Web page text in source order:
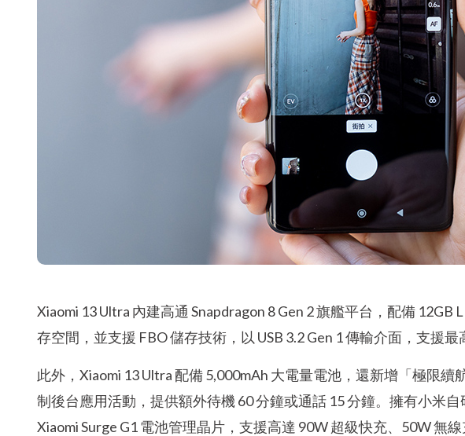
Xiaomi 13 Ultra 內建高通 Snapdragon 8 Gen 2 旗艦平台，配備 12GB
存空間，並支援 FBO 儲存技術，以 USB 3.2 Gen 1 傳輸介面，支援最
此外，Xiaomi 13 Ultra 配備 5,000mAh 大電量電池，還新增「極限續
制後台應用活動，提供額外待機 60 分鐘或通話 15 分鐘。擁有小米自
Xiaomi Surge G1 電池管理晶片，支援高達 90W 超級快充、50W 無